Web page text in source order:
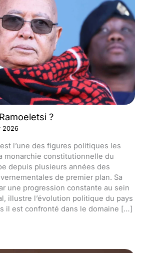
?
2026
l’une des figures politiques les
monarchie constitutionnelle du
depuis plusieurs années des
de premier plan. Sa
une progression constante au sein
illustre l’évolution politique du pays
il est confronté dans le domaine […]